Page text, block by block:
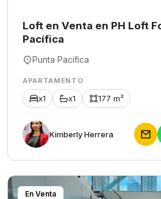
Loft en Venta en PH Loft
Pacífica
Punta Pacifica
APARTAMENTO
x1 x1 177 m²
Kimberly Herrera
En Venta